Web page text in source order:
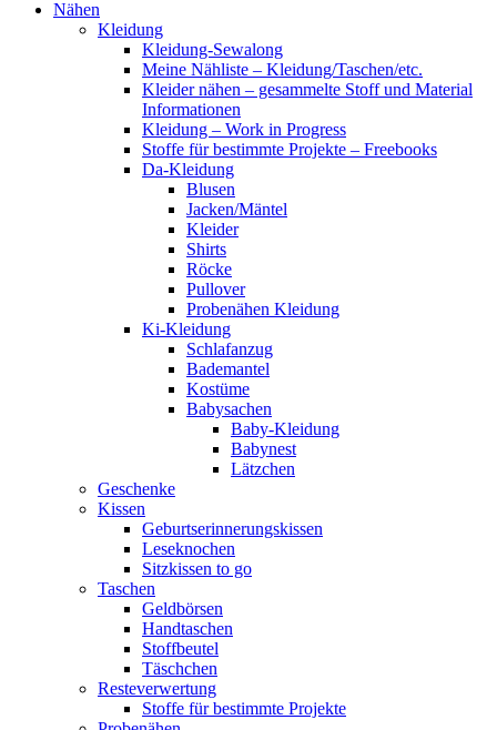
Nähen
Kleidung
Kleidung-Sewalong
Meine Nähliste – Kleidung/Taschen/etc.
Kleider nähen – gesammelte Stoff und Material
Informationen
Kleidung – Work in Progress
Stoffe für bestimmte Projekte – Freebooks
Da-Kleidung
Blusen
Jacken/Mäntel
Kleider
Shirts
Röcke
Pullover
Probenähen Kleidung
Ki-Kleidung
Schlafanzug
Bademantel
Kostüme
Babysachen
Baby-Kleidung
Babynest
Lätzchen
Geschenke
Kissen
Geburtserinnerungskissen
Leseknochen
Sitzkissen to go
Taschen
Geldbörsen
Handtaschen
Stoffbeutel
Täschchen
Resteverwertung
Stoffe für bestimmte Projekte